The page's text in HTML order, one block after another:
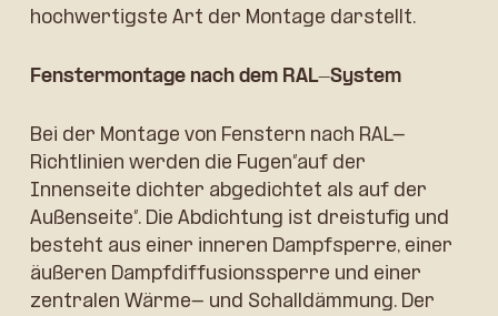
hochwertigste Art der Montage darstellt.
Fenstermontage nach dem RAL-System
Bei der Montage von Fenstern nach RAL-
Richtlinien werden die Fugen”auf der
Innenseite dichter abgedichtet als auf der
Außenseite”. Die Abdichtung ist dreistufig und
besteht aus einer inneren Dampfsperre, einer
äußeren Dampfdiffusionssperre und einer
zentralen Wärme- und Schalldämmung. Der